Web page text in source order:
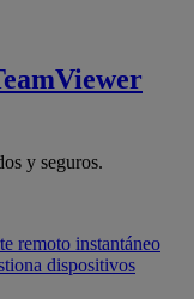
y seguros.
remoto instantáneo
dispositivos